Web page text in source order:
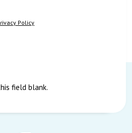
Policy
field blank.